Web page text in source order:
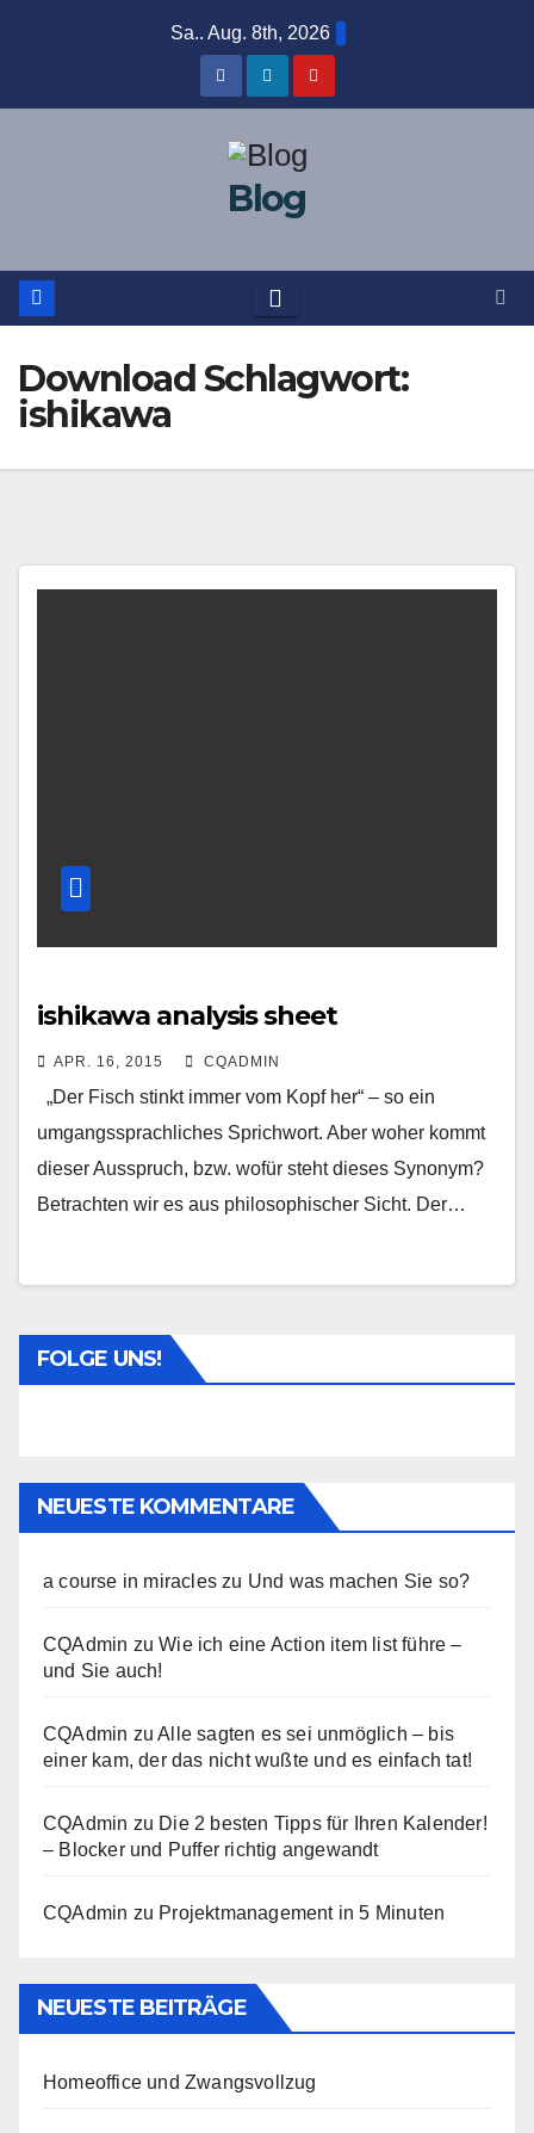
Sa.. Aug. 8th, 2026
Blog
Download Schlagwort:
ishikawa
ishikawa analysis sheet
APR. 16, 2015 CQADMIN
„Der Fisch stinkt immer vom Kopf her“ – so ein
umgangssprachliches Sprichwort. Aber woher kommt
dieser Ausspruch, bzw. wofür steht dieses Synonym?
Betrachten wir es aus philosophischer Sicht. Der…
FOLGE UNS!
NEUESTE KOMMENTARE
a course in miracles zu Und was machen Sie so?
CQAdmin zuWie ich eine Action item list führe –
und Sie auch!
CQAdmin zuAlle sagten es sei unmöglich – bis
einer kam, der das nicht wußte und es einfach tat!
CQAdmin zu Die 2 besten Tipps für Ihren Kalender!
– Blocker und Puffer richtig angewandt
CQAdmin zu Projektmanagement in 5 Minuten
NEUESTE BEITRÄGE
Homeoffice und Zwangsvollzug